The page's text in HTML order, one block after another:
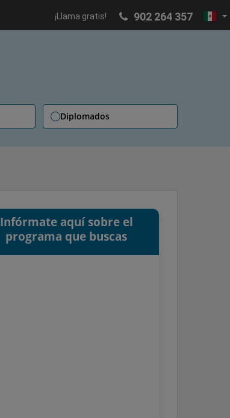
¡Llama gratis! 902 264 357
Diplomados
Infórmate aquí sobre el
programa que buscas